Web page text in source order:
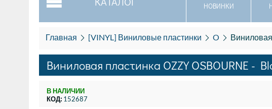
НОВИНКИ
Главная [VINYL] Виниловые пластинки O Виниловая
Виниловая пластинка OZZY OSBOURNE -
В НАЛИЧИИ
КОД: 152687